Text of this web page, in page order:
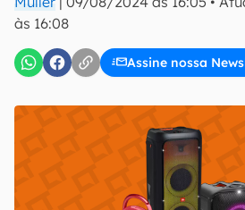
às 16:08
Assine nossa
Confirmo que li, aceito e concordo